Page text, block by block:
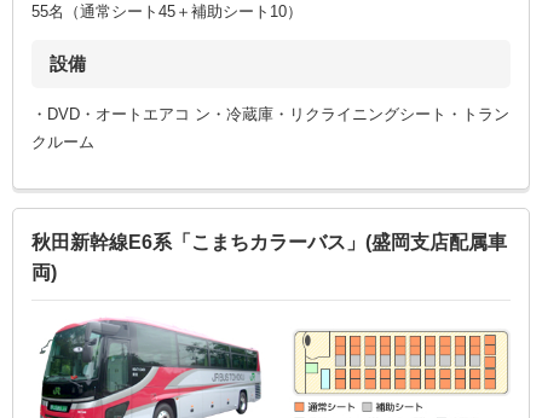
55名（通常シート45＋補助シート10）
設備
・DVD・オートエアコ ン・冷蔵庫・リクライニングシート・トラン
クルーム
秋田新幹線E6系「こまちカラーバス」(盛岡支店配属車
両)